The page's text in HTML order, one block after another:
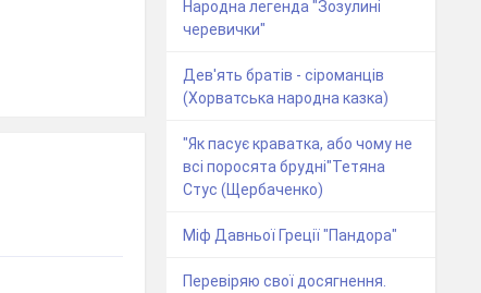
Народна легенда "Зозулині
черевички"
Дев'ять братів - сіроманців
(Хорватська народна казка)
"Як пасує краватка, або чому не
всі поросята брудні"Тетяна
Стус (Щербаченко)
Міф Давньої Греції "Пандора"
Перевіряю свої досягнення.